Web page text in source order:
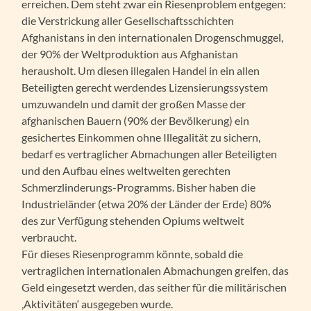
erreichen. Dem steht zwar ein Riesenproblem entgegen:
die Verstrickung aller Gesellschaftsschichten
Afghanistans in den internationalen Drogenschmuggel,
der 90% der Weltproduktion aus Afghanistan
herausholt. Um diesen illegalen Handel in ein allen
Beteiligten gerecht werdendes Lizensierungssystem
umzuwandeln und damit der großen Masse der
afghanischen Bauern (90% der Bevölkerung) ein
gesichertes Einkommen ohne Illegalität zu sichern,
bedarf es vertraglicher Abmachungen aller Beteiligten
und den Aufbau eines weltweiten gerechten
Schmerzlinderungs-Programms. Bisher haben die
Industrieländer (etwa 20% der Länder der Erde) 80%
des zur Verfügung stehenden Opiums weltweit
verbraucht.
Für dieses Riesenprogramm könnte, sobald die
vertraglichen internationalen Abmachungen greifen, das
Geld eingesetzt werden, das seither für die militärischen
‚Aktivitäten‘ ausgegeben wurde.